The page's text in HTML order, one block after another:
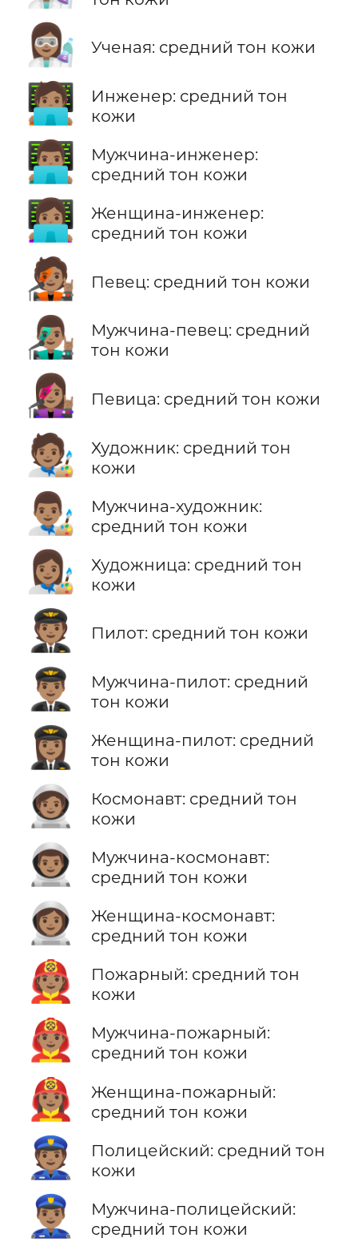
👩🏽‍🔬 Ученая: средний тон кожи
🧑🏽‍💻
Инженер: средний тон
кожи
👨🏽‍💻
Мужчина-инженер:
средний тон кожи
👩🏽‍💻
Женщина-инженер:
средний тон кожи
🧑🏽‍🎤 Певец: средний тон кожи
👨🏽‍🎤
Мужчина-певец: средний
тон кожи
👩🏽‍🎤 Певица: средний тон кожи
🧑🏽‍🎨
Художник: средний тон
кожи
👨🏽‍🎨
Мужчина-художник:
средний тон кожи
👩🏽‍🎨
Художница: средний тон
кожи
🧑🏽‍✈️ Пилот: средний тон кожи
👨🏽‍✈️
Мужчина-пилот: средний
тон кожи
👩🏽‍✈️
Женщина-пилот: средний
тон кожи
🧑🏽‍🚀
Космонавт: средний тон
кожи
👨🏽‍🚀
Мужчина-космонавт:
средний тон кожи
👩🏽‍🚀
Женщина-космонавт:
средний тон кожи
🧑🏽‍🚒
Пожарный: средний тон
кожи
👨🏽‍🚒
Мужчина-пожарный:
средний тон кожи
👩🏽‍🚒
Женщина-пожарный:
средний тон кожи
👮🏽
Полицейский: средний тон
кожи
👮🏽‍♂️
Мужчина-полицейский:
средний тон кожи